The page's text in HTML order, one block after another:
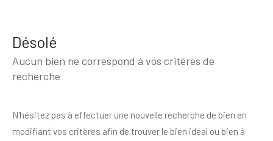
Désolé
Aucun bien ne correspond à vos critères de
recherche
N'hésitez pas à effectuer une nouvelle recherche de bien en
modifiant vos critères afin de trouver le bien idéal ou bien à
Budget
Surface
Pièces
Pièces